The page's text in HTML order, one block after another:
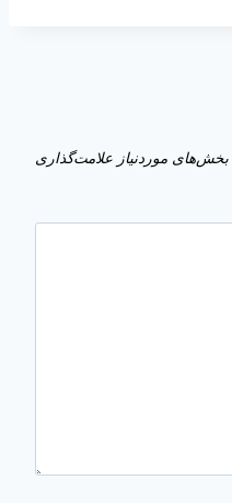
بخش‌های موردنیاز علامت‌گذاری